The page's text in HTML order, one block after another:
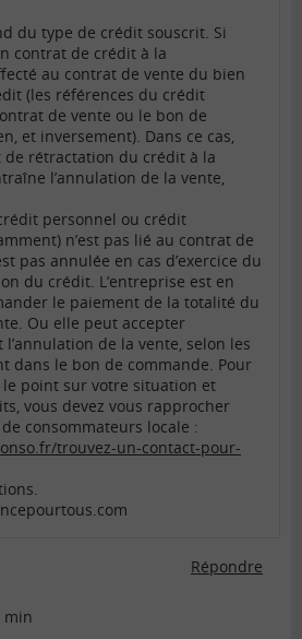
du type de crédit souscrit. Si
contrat de crédit à la
au contrat de vente du bien
(les références du crédit
de vente ou le bon de
et inversement). Dans ce cas,
de rétractation du crédit à la
l’annulation de la vente,
personnel ou crédit
n’est pas lié au contrat de
pas annulée en cas d’exercice du
du crédit. L’entreprise est en
le paiement de la totalité du
Ou elle peut accepter
de la vente, selon les
dans le bon de commande. Pour
point sur votre situation et
vous devez vous rapprocher
consommateurs locale :
trouvez-un-contact-pour-
Répondre
min